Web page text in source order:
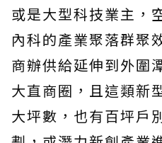
或是大型科技業主，
內科的產業聚落群聚
商辦供給延伸到外圍
大直商圈，且這類新
大坪數，也有百坪戶